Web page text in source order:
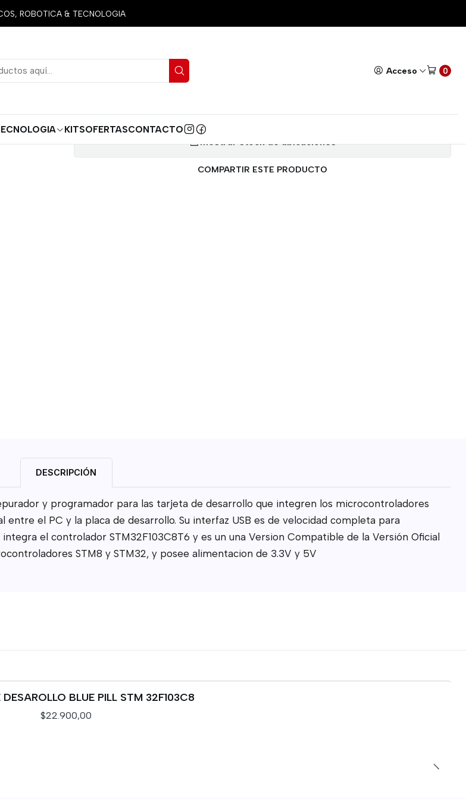
Acceso 0
KITSOFERTASCONTACTO
ROBOTICA & TECNOLOGIA
Arduino Módulos PROGRAMADOR ST LINK V2
PROGRAMADOR ST LINK V2
Mostrar stock de ubicaciones
COMPARTIR ESTE PRODUCTO
DESCRIPCIÓN
y programador para las tarjeta de desarrollo que integren los microcontroladores
el PC y la placa de desarrollo. Su interfaz USB es de velocidad completa para
el controlador STM32F103C8T6 y es un una Version Compatible de la Versión Oficial
STM8 y STM32, y posee alimentacion de 3.3V y 5V
BLUE PILL STM 32F103C8
$22.900,00